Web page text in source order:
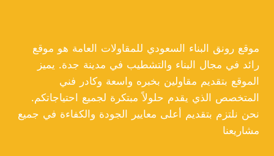
اضاءة
جدة
موقع رونق البناء السعودي للمقاولات العامة هو موقع
رائد في مجال البناء والتشطيب في مدينة جدة. يميز
الموقع بتقديم مقاولين بخبره واسعة وكادر فني
المتخصص الذي يقدم حلولاً مبتكرة لجميع احتياجاتكم.
نحن نلتزم بتقديم أعلى معايير الجودة والكفاءة في جميع
مشاريعنا